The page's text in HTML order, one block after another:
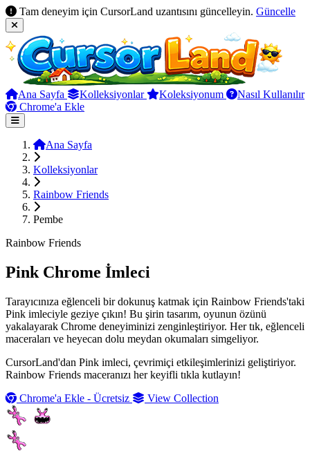
Tam deneyim için CursorLand uzantısını güncelleyin. Güncelle
Ana Sayfa Kolleksiyonlar Koleksiyonum
Nasıl Kullanılır
Chrome'a Ekle
Ana Sayfa
Kolleksiyonlar
Rainbow Friends
Pembe
Rainbow Friends
Pink Chrome İmleci
Tarayıcınıza eğlenceli bir dokunuş katmak için Rainbow Friends'taki
Pink imleciyle geziye çıkın! Bu şirin tasarım, oyunun özünü
yakalayarak Chrome deneyiminizi zenginleştiriyor. Her tık, eğlenceli
maceraları ve heyecan dolu meydan okumaları simgeliyor.
CursorLand'dan Pink imleci, çevrimiçi etkileşimlerinizi geliştiriyor.
Rainbow Friends maceranızı her keyifli tıkla kutlayın!
Chrome'a Ekle - Ücretsiz
View Collection